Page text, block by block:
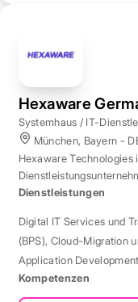
Hexaware
Systemhaus / IT-
München, Bayern -
Hexaware Technologies
Standort München für
Dienstleistungen
Digital IT Services und
(BPS), Cloud-Migration
Application
Kompetenzen